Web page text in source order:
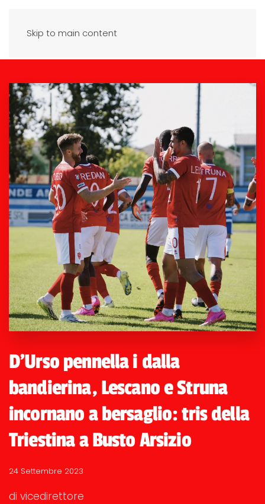
Skip to main content
D'Urso pennella i dalla
bandierina, Lescano e Struna
incornano a bersaglio: tris della
Triestina a Busto Arsizio
24 Settembre 2023
di vicedirettore